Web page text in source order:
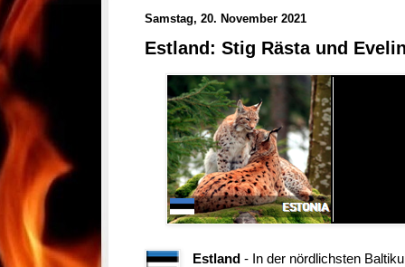
Samstag, 20. November 2021
Estland: Stig Rästa und
Estland- In der nördlichsten